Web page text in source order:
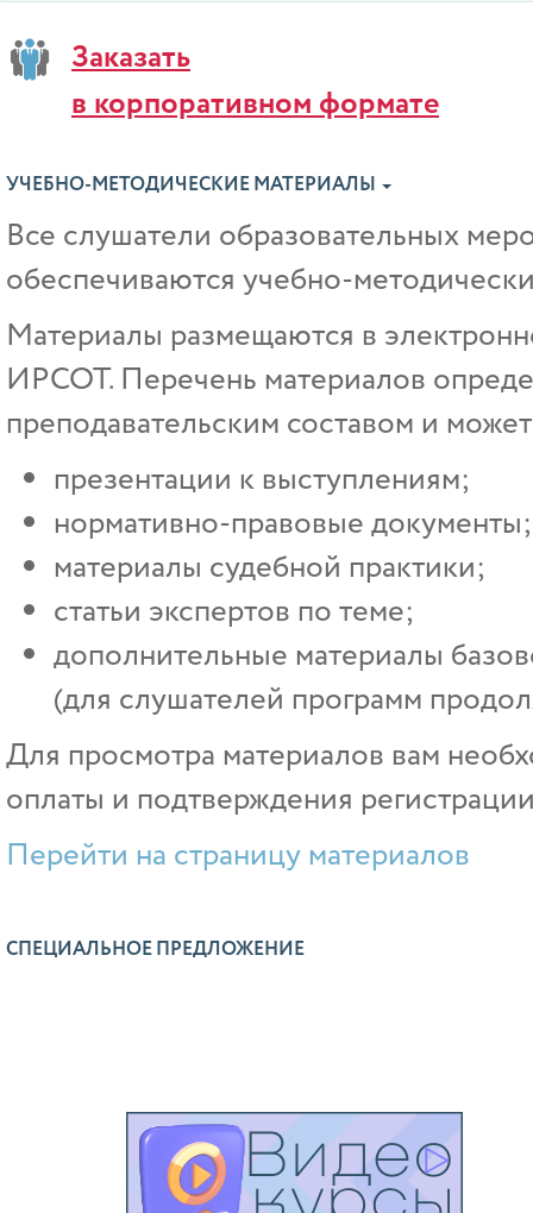
Заказать
в корпоративном формате
УЧЕБНО-МЕТОДИЧЕСКИЕ МАТЕРИАЛЫ
Все слушатели образовательных
обеспечиваются учебно-
Материалы размещаются в
ИРСОТ. Перечень материалов
преподавательским составом и
презентации к выступлениям;
нормативно-правовые документы;
материалы судебной практики;
статьи экспертов по теме;
дополнительные материалы
(для слушателей программ
Для просмотра материалов вам
оплаты и подтверждения
Перейти на страницу материалов
СПЕЦИАЛЬНОЕ ПРЕДЛОЖЕНИЕ